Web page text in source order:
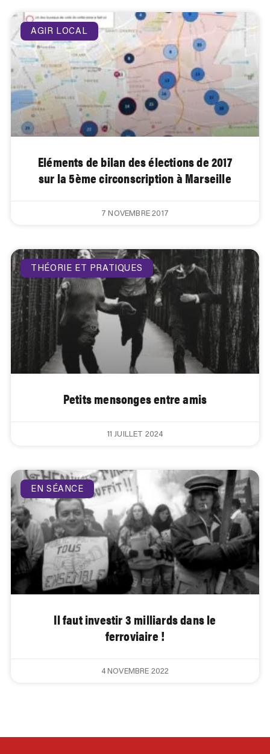
AGIR LOCAL
Eléments de bilan des élections de 2017
sur la 5ème circonscription à Marseille
7 NOVEMBRE 2017
THÉORIE ET PRATIQUES
Petits mensonges entre amis
11 JUILLET 2024
EN SÉANCE
Il faut investir 3 milliards dans le
ferroviaire !
4 NOVEMBRE 2022